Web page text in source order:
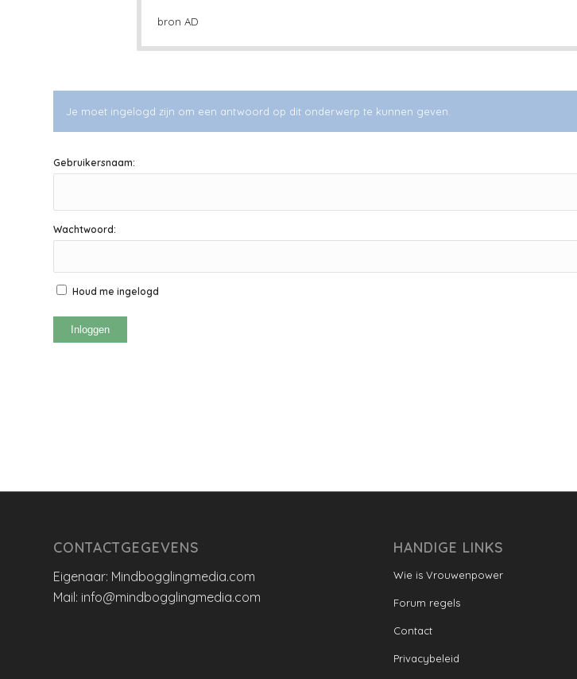
bron AD
Je moet ingelogd zijn om een antwoord op dit onderwerp te kunnen geven.
Gebruikersnaam:
Wachtwoord:
Houd me ingelogd
Inloggen
CONTACTGEGEVENS
Eigenaar: Mindbogglingmedia.com
Mail: info@mindbogglingmedia.com
HANDIGE LINKS
Wie is Vrouwenpower
Forum regels
Contact
Privacybeleid